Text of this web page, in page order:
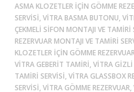
ASMA KLOZETLER IÇIN GÖMME
SERVISI, VITRA BASMA BUTONU,
ÇEKMELI SIFON MONTAJI VE
REZERVUAR MONTAJI VE TAMIRI
KLOZETLER IÇIN GÖMME
VITRA GEBERIT TAMIRI, VITRA
TAMIRI SERVISI, VITRA GLASSBOX
SERVISI, VITRA GÖMME